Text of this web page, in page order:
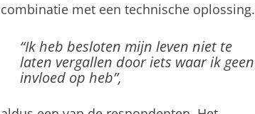
combinatie met een technische oplossing.
“Ik heb besloten mijn leven niet te
laten vergallen door iets waar ik geen
invloed op heb”,